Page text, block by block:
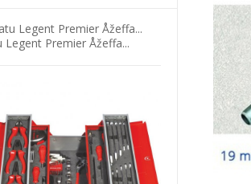
Legent Premier Åžeffa...